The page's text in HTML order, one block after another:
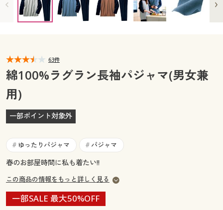
カタログ無料プレゼント
マイページ
閲覧履歴
お気に入り
サポート
ご利用ガイド
よくある質問とお問い合わせ
会員メニュー
閲覧履歴
お気に入り
サポート
よくある質問とお問い合わせ
63件
綿100%ラグラン長袖パジャマ(男女兼
用)
一部ポイント対象外
# ゆったりパジャマ # パジャマ
春のお部屋時間に私も着たい!!
この商品の情報をもっと詳しく見る
一部SALE 最大50%OFF